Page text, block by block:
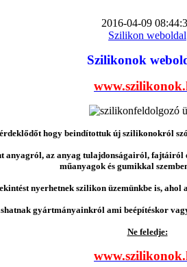
2016-04-09
Szilikon weboldal
Szilikonok
hogy beindítottuk új szilikonokról
az anyag tulajdonságairól, fajtáiról
műanyagok és gumikkal
nyerhetnek szilikon üzemünkbe is,
gyártmányainkról ami beépítéskor
Ne feledje: